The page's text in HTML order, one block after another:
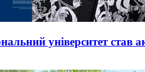
університет став